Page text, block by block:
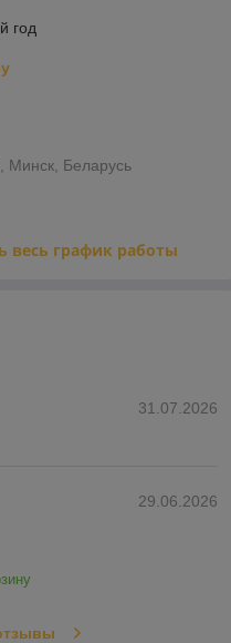
год
Минск, Беларусь
весь график работы
31.07.2026
29.06.2026